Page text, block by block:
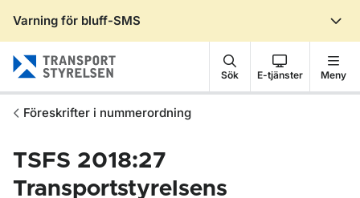
Varning för bluff-SMS
Sök E-tjänster Meny
Föreskrifter i nummerordning
TSFS 2018:27
Transportstyrelsens